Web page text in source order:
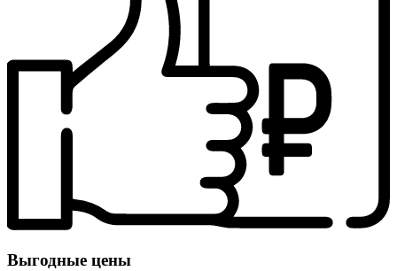
Выгодные цены